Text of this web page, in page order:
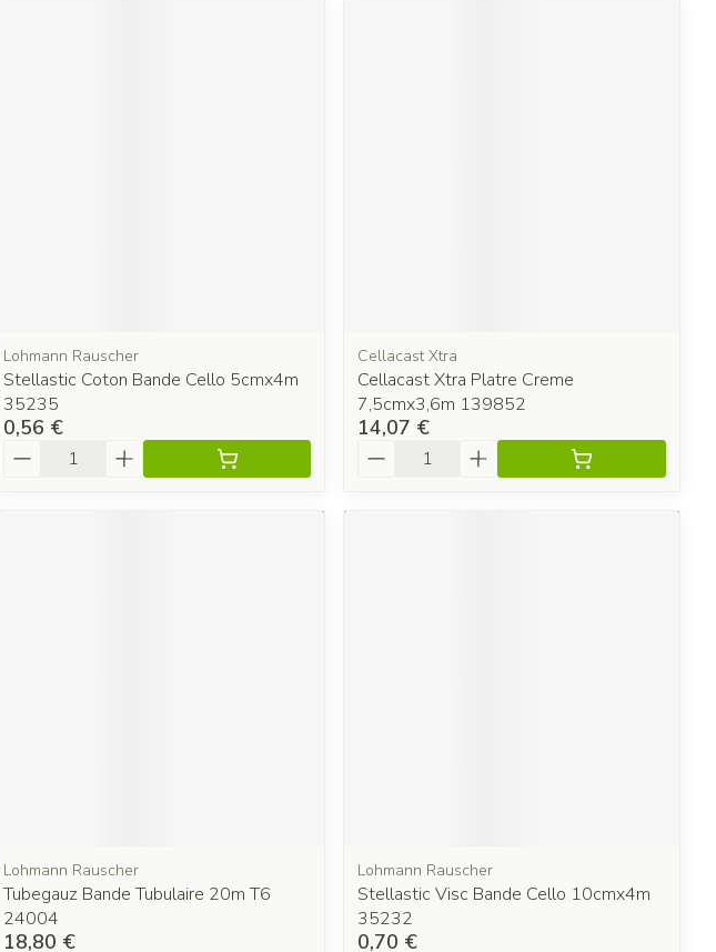
Lohmann Rauscher
Stellastic Coton Bande Cello 5cmx4m
35235
0,56 €
Quantité
Cellacast Xtra
Cellacast Xtra Platre Creme
7,5cmx3,6m 139852
14,07 €
Quantité
Lohmann Rauscher
Tubegauz Bande Tubulaire 20m T6
24004
18,80 €
Lohmann Rauscher
Stellastic Visc Bande Cello 10cmx4m
35232
0,70 €